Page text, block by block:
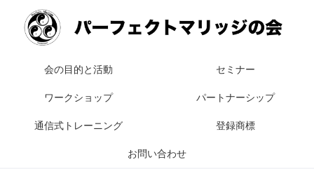
会の目的と活動 セミナー
ワークショップ パートナーシップ
通信式トレーニング 登録商標
お問い合わせ